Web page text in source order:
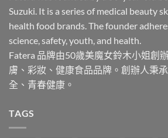
可
在
品
頁
面
選
Suzuki. It is a series of medical beauty
health food brands. The founder
science, safety, youth, and health.
Fatera 品牌由50歲美魔女鈴木小姐創
膚、彩妝、健康食品品牌。創辦人秉
全、青春健康。
TAGS